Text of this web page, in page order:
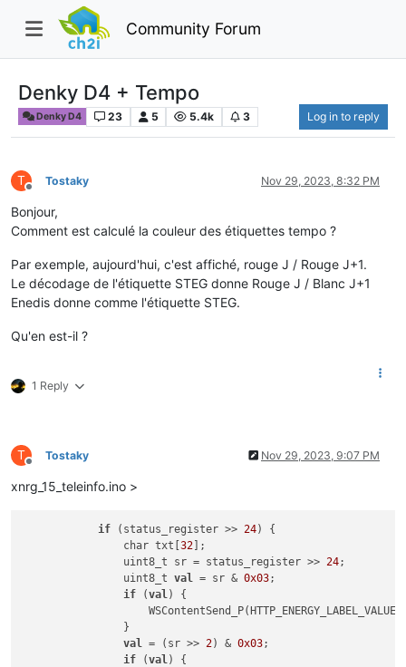
Community Forum
Denky D4 + Tempo
Denky D4 23 5 5.4k 3 Log in to reply
T
Offline
Tostaky Nov 29, 2023, 8:32 PM
Bonjour,
Comment est calculé la couleur des étiquettes tempo ?
Par exemple, aujourd'hui, c'est affiché, rouge J / Rouge J+1.
Le décodage de l'étiquette STEG donne Rouge J / Blanc J+1
Enedis donne comme l'étiquette STEG.
Qu'en est-il ?
1 Reply
T
Offline
Tostaky Nov 29, 2023, 9:07 PM
xnrg_15_teleinfo.ino >
if (status_register >> 24) {
                char txt[
32 ];
                uint8_t sr = status_register >>
24;
                uint8_t
val = sr & 0x03;
if (val) {
WSContentSend_P(HTTP_ENERGY_LABEL_VALUE,
                }
val = (sr >> 2) & 0x03;
if (val) {